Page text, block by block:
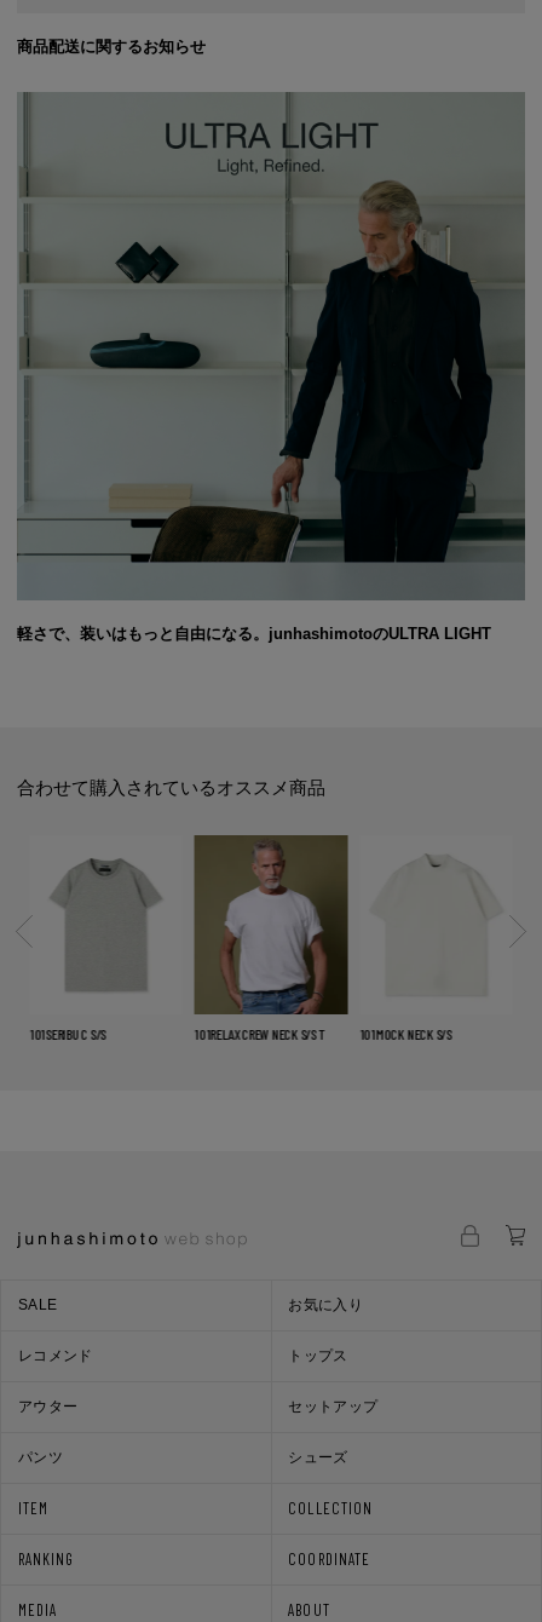
商品配送に関するお知らせ
軽さで、装いはもっと自由になる。junhashimotoのULTRA LIGHT
合わせて購入されているオススメ商品
101SERIBU C S/S 101RELAX CREW NECK S/S T 101MOCK NECK S/S
ITEM COLLECTION
RANKING COORDINATE
MEDIA ABOUT
SALE お気に入り
レコメンド トップス
アウター セットアップ
パンツ シューズ